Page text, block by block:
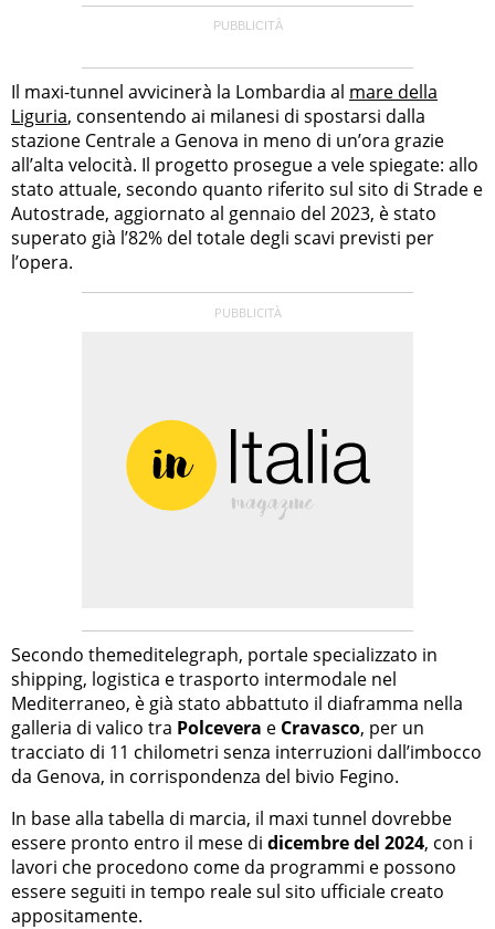
Il maxi-tunnel avvicinerà la Lombardia al mare della
Liguria, consentendo ai milanesi di spostarsi dalla
stazione Centrale a Genova in meno di un’ora grazie
all’alta velocità. Il progetto prosegue a vele spiegate: allo
stato attuale, secondo quanto riferito sul sito di Strade e
Autostrade, aggiornato al gennaio del 2023, è stato
superato già l’82% del totale degli scavi previsti per
l’opera.
Secondo themeditelegraph, portale specializzato in
shipping, logistica e trasporto intermodale nel
Mediterraneo, è già stato abbattuto il diaframma nella
galleria di valico tra Polcevera e Cravasco, per un
tracciato di 11 chilometri senza interruzioni dall’imbocco
da Genova, in corrispondenza del bivio Fegino.
In base alla tabella di marcia, il maxi tunnel dovrebbe
essere pronto entro il mese di dicembre del 2024, con i
lavori che procedono come da programmi e possono
essere seguiti in tempo reale sul sito ufficiale creato
appositamente.